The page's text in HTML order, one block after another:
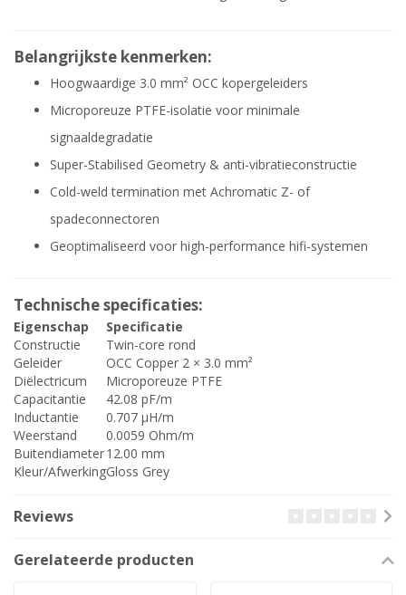
Belangrijkste kenmerken:
Hoogwaardige 3.0 mm² OCC kopergeleiders
Microporeuze PTFE-isolatie voor minimale
signaaldegradatie
Super-Stabilised Geometry & anti-vibratieconstructie
Cold-weld termination met Achromatic Z- of
spadeconnectoren
Geoptimaliseerd voor high-performance hifi-systemen
Technische specificaties:
Eigenschap
Specificatie
Constructie
Twin-core rond
Geleider
OCC Copper 2 × 3.0 mm²
Diëlectricum
Microporeuze PTFE
Capacitantie
42.08 pF/m
Inductantie
0.707 µH/m
Weerstand
0.0059 Ohm/m
Buitendiameter12.00 mm
Kleur/AfwerkingGloss Grey
Reviews
Gerelateerde producten